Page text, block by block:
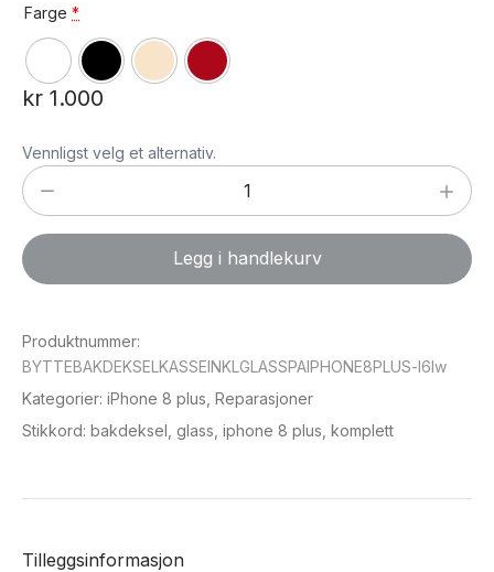
Farge *
kr 1.000
Vennligst velg et alternativ.
Bytte
bakdeksel
(kasse)
inkl
på
iPhone
8
plus
Legg i handlekurv
Produktnummer:
BYTTEBAKDEKSELKASSEINKLGLASSPAIPHONE8PLUS-l6lw
Kategorier: iPhone 8 plus Reparasjoner
Stikkord: bakdeksel glass iphone 8 plus komplett
Tilleggsinformasjon